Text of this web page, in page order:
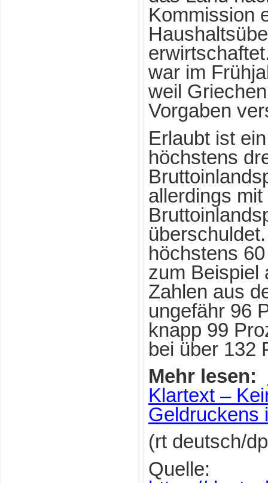
Kommission
war im
weil
Vorgaben
Erlaubt ist
höchstens
allerdings
höchstens
zum Beispiel
Zahlen aus
ungefähr 96
knapp 99
bei über 132
Mehr lesen:
Klartext –
Geldruckens
(rt deutsch/
Quelle: